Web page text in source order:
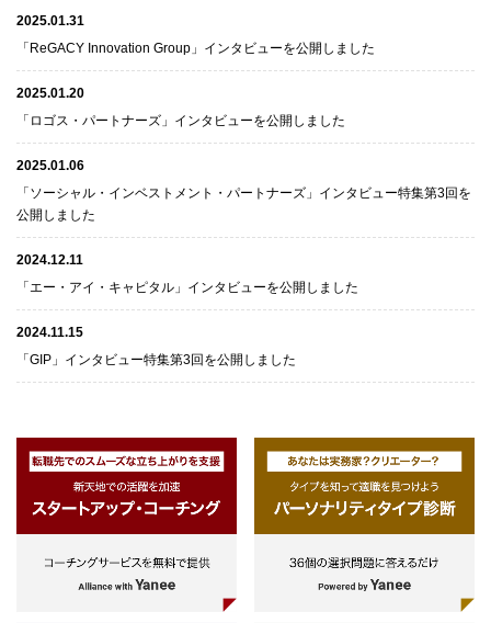
2025.01.31
「ReGACY Innovation Group」インタビューを公開しました
2025.01.20
「ロゴス・パートナーズ」インタビューを公開しました
2025.01.06
「ソーシャル・インベストメント・パートナーズ」インタビュー特集第3回を
公開しました
2024.12.11
「エー・アイ・キャピタル」インタビューを公開しました
2024.11.15
「GIP」インタビュー特集第3回を公開しました